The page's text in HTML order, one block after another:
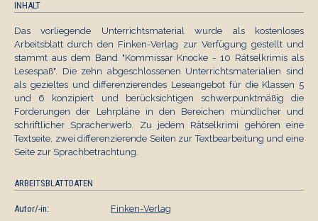
INHALT
Das vorliegende Unterrichtsmaterial wurde als kostenloses
Arbeitsblatt durch den Finken-Verlag zur Verfügung gestellt und
stammt aus dem Band "Kommissar Knocke - 10 Rätselkrimis als
Lesespaß". Die zehn abgeschlossenen Unterrichtsmaterialien sind
als gezieltes und differenzierendes Leseangebot für die Klassen 5
und 6 konzipiert und berücksichtigen schwerpunktmäßig die
Forderungen der Lehrpläne in den Bereichen mündlicher und
schriftlicher Spracherwerb. Zu jedem Rätselkrimi gehören eine
Textseite, zwei differenzierende Seiten zur Textbearbeitung und eine
Seite zur Sprachbetrachtung.
ARBEITSBLATTDATEN
Autor/-in:
Finken-Verlag